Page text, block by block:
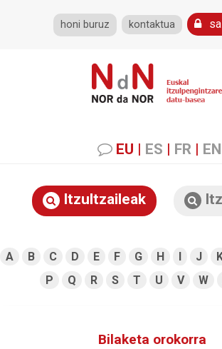
honi buruz kontaktua
EU | ES | FR | EN
Itzultzaileak
A B C D E F G H I J
P
Q R S T U V W
Bilaketa orokorra